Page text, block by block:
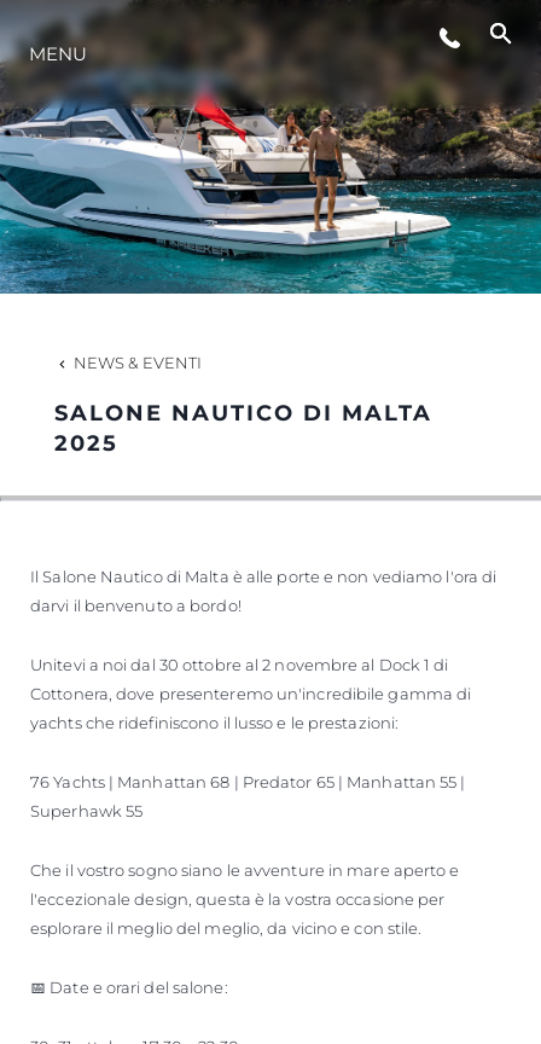
INNOVAZIONE
L'AZIENDA
SOUTH OF FRANCE ADVENTURES
MENU
NEWS & EVENTI
SALONE NAUTICO DI MALTA
2025
Il Salone Nautico di Malta è alle porte e non vediamo l'ora di
darvi il benvenuto a bordo!
Unitevi a noi dal 30 ottobre al 2 novembre al Dock 1 di
Cottonera, dove presenteremo un'incredibile gamma di
yachts che ridefiniscono il lusso e le prestazioni:
76 Yachts | Manhattan 68 | Predator 65 | Manhattan 55 |
Superhawk 55
Che il vostro sogno siano le avventure in mare aperto e
l'eccezionale design, questa è la vostra occasione per
esplorare il meglio del meglio, da vicino e con stile.
📅 Date e orari del salone: